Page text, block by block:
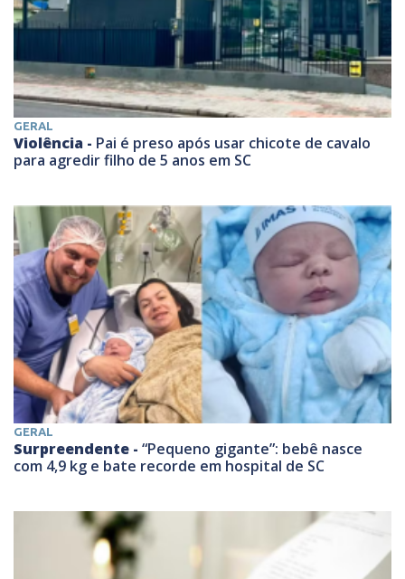
GERAL
Violência - Pai é preso após usar chicote de cavalo
para agredir filho de 5 anos em SC
GERAL
Surpreendente - “Pequeno gigante”: bebê nasce
com 4,9 kg e bate recorde em hospital de SC